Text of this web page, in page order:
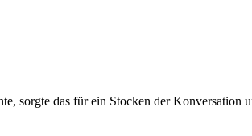
sorgte das für ein Stocken der Konversation